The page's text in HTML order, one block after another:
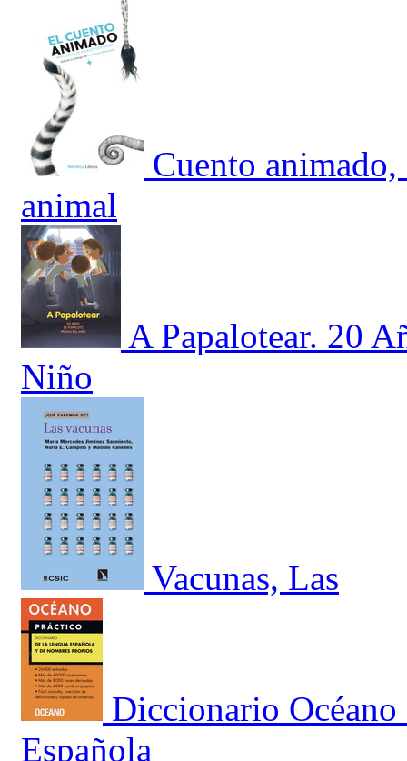
Cuento
animal
A Papalotear. 20
Niño
Vacunas, Las
Diccionario
Española